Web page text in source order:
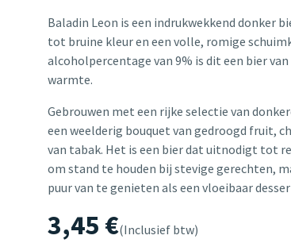
Baladin Leon is een indrukwekkend donker
tot bruine kleur en een volle, romige
alcoholpercentage van 9% is dit een bier
warmte.
Gebrouwen met een rijke selectie van
een weelderig bouquet van gedroogd fruit,
van tabak. Het is een bier dat uitnodigt tot
om stand te houden bij stevige gerechten,
puur van te genieten als een vloeibaar
3,45 €(Inclusief btw)